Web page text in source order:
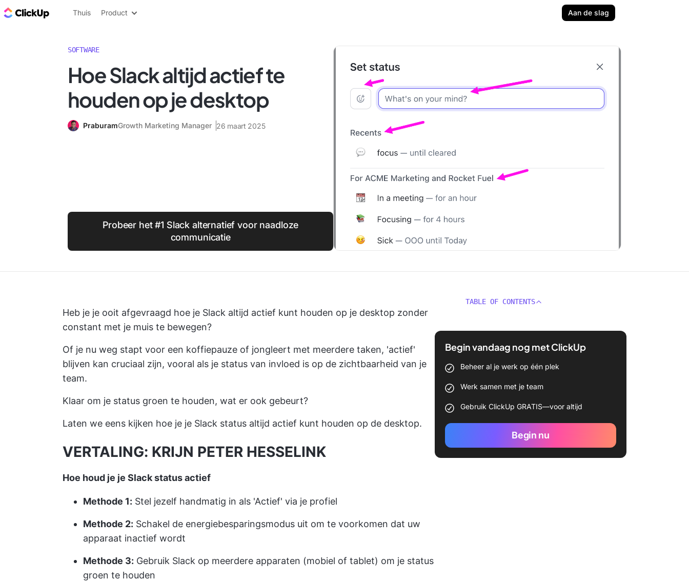
ClickUp Blog
Thuis Product Aan de slag
SOFTWARE
Hoe Slack altijd actief te
houden op je desktop
PraburamGrowth Marketing Manager 26 maart 2025
Probeer het #1 Slack alternatief voor naadloze
communicatie
Heb je je ooit afgevraagd hoe je Slack altijd actief kunt houden op je desktop zonder
constant met je muis te bewegen?
Of je nu weg stapt voor een koffiepauze of jongleert met meerdere taken, 'actief'
blijven kan cruciaal zijn, vooral als je status van invloed is op de zichtbaarheid van je
team.
Klaar om je status groen te houden, wat er ook gebeurt?
Laten we eens kijken hoe je je Slack status altijd actief kunt houden op de desktop.
VERTALING: KRIJN PETER HESSELINK
Hoe houd je je Slack status actief
Methode 1: Stel jezelf handmatig in als 'Actief' via je profiel
Methode 2: Schakel de energiebesparingsmodus uit om te voorkomen dat uw
apparaat inactief wordt
Methode 3: Gebruik Slack op meerdere apparaten (mobiel of tablet) om je status
groen te houden
TABLE OF CONTENTS
Begin vandaag nog met ClickUp
Beheer al je werk op één plek
Werk samen met je team
Gebruik ClickUp GRATIS—voor altijd
Begin nu